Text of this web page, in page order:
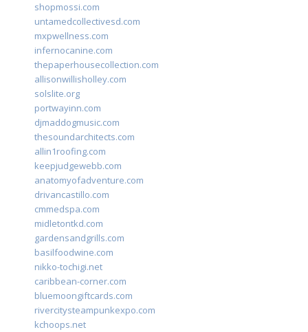
shopmossi.com
untamedcollectivesd.com
mxpwellness.com
infernocanine.com
thepaperhousecollection.com
allisonwillisholley.com
solslite.org
portwayinn.com
djmaddogmusic.com
thesoundarchitects.com
allin1roofing.com
keepjudgewebb.com
anatomyofadventure.com
drivancastillo.com
cmmedspa.com
midletontkd.com
gardensandgrills.com
basilfoodwine.com
nikko-tochigi.net
caribbean-corner.com
bluemoongiftcards.com
rivercitysteampunkexpo.com
kchoops.net